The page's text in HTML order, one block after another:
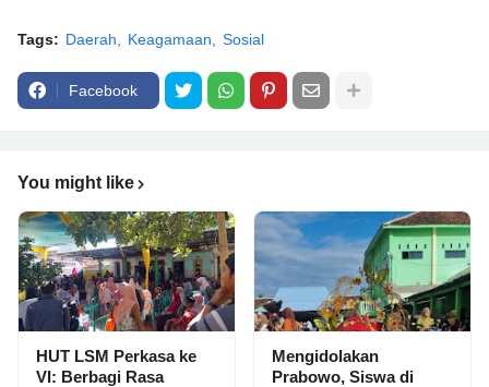
Tags: Daerah Keagamaan Sosial
Facebook
You might like
HUT LSM Perkasa ke
VI: Berbagi Rasa
Mengidolakan
Prabowo, Siswa di